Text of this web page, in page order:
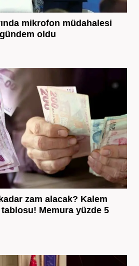
mikrofon müdahalesi
oldu
zam alacak? Kalem
Memura yüzde 5